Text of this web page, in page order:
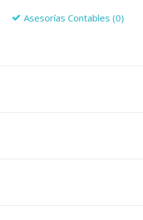
Asesorías Contables (0)